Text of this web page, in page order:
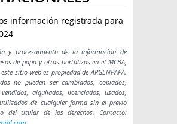
información registrada para
y procesamiento de la información de
de papa y otras hortalizas en el MCBA,
sitio web es propiedad de ARGENPAPA.
no pueden ser cambiados, copiados,
alquilados, licenciados, usados,
de cualquier forma sin el previo
del titular de los derechos. Contacto: